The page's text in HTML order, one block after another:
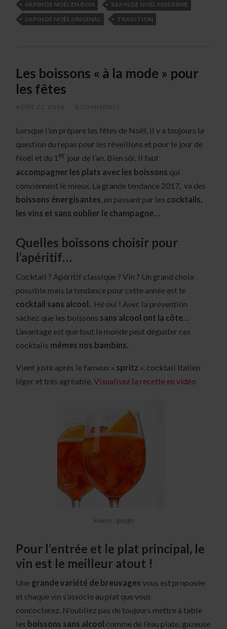
SAPIN DE NOËL EN BOIS
SAPIN DE NOËL MODERNE
SAPIN DE NOËL ORIGINAL
TRADITION
Les boissons « à la mode » pour
les fêtes
AOÛT 22, 2016 0 COMMENTS
Lorsque l’on prépare les fêtes de Noël, il y a toujours la
question du repas pour les réveillons et pour le jour de
Noël et du 1 er jour de l’an. Bien sûr, il faut
accompagner les plats avec les boissons qui
conviennent le mieux. La grande tendance 2017, va des
boissons énergisantes , en passant par les cocktails,
les vins et sans oublier le champagne…
Quelles boissons choisir pour
l’apéritif…
Cocktail ? Apéritif classique ? Vin ? Un grand choix
possible mais la tendance pour cette année est le
cocktail sans alcool. Hé oui ! Avec la prévention
sachez que les boissons sans alcool ont la côte
L’avantage est que tout le monde peut déguster ces
cocktails mêmes nos bambins.
Vient juste après le fameux « spritz », cocktail Italien
léger et très agréable.Visualisez la recette en vidéo
Source : google
Pour l’entrée et le plat principal, le
vin est le meilleur atout !
Une grande variété de breuvages vous est proposée
et chaque vin s’associe au plat que vous
concocterez. N’oubliez pas de toujours mettre à table
les boissons sans alcool comme de l’eau plate, gazeuse